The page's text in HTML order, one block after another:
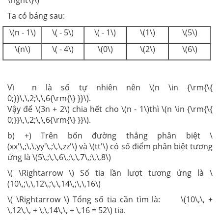
Ta có bảng sau:
\(n - 1\)
\( - 5\) \( - 1\) \(1\)
\(5\)
\(n\)
\( - 4\) \(0\) \(2\) \(6\)
Vì n là số tự nhiên nên \(n \in {\rm{\{
0;}}\,\,2;\,\,6{\rm{\} }}\).
Vậy để \(3n + 2\) chia hết cho \(n - 1\)thì \(n \in {\rm{\{
0;}}\,\,2;\,\,6{\rm{\} }}\).
b) +) Trên bốn đường thẳng phân biệt \
(xx'\,;\,\,yy'\,;\,\,zz'\) và \(tt'\) có số điểm phân biệt tương
ứng là \(5\,;\,\,6\,;\,\,7\,;\,\,8\)
\( \Rightarrow \) Số tia lần lượt tương ứng là \
(10\,;\,\,12\,;\,\,14\,;\,\,16\)
\( \Rightarrow \) Tổng số tia cần tìm là: \(10\,\, +
\,12\,\, + \,\,14\,\, + \,16 = 52\) tia.